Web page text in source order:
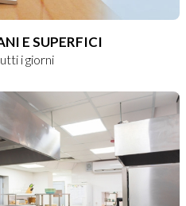
E SUPERFICI
i giorni